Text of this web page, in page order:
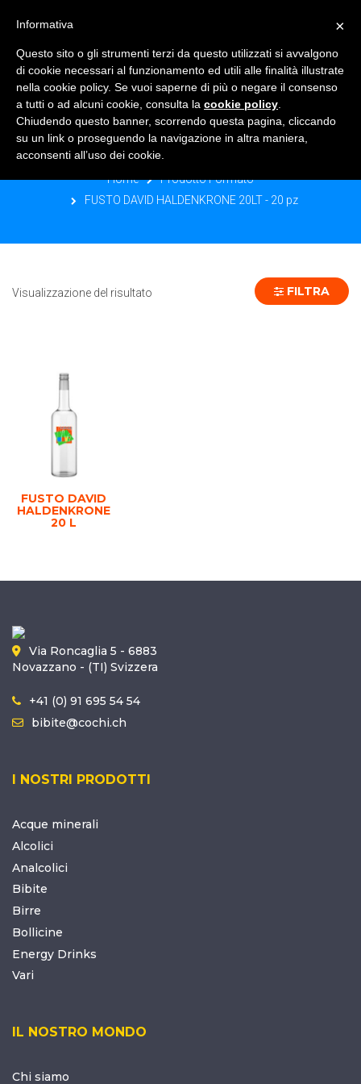
FUSTO DAVID HALDENKRONE 20LT -
20 PZ
Home
Prodotto Formato
FUSTO DAVID HALDENKRONE 20LT - 20 pz
Visualizzazione del risultato FILTRA
FUSTO DAVID
HALDENKRONE
20 L
Via Roncaglia 5 - 6883
Novazzano - (TI) Svizzera
+41 (0) 91 695 54 54
bibite@cochi.ch
I NOSTRI PRODOTTI
Acque minerali
Alcolici
Analcolici
Bibite
Birre
Bollicine
Energy Drinks
Vari
IL NOSTRO MONDO
Chi siamo
×
Informativa
Questo sito o gli strumenti terzi da questo utilizzati si avvalgono
di cookie necessari al funzionamento ed utili alle finalità illustrate
nella cookie policy. Se vuoi saperne di più o negare il consenso
a tutti o ad alcuni cookie, consulta la cookie policy
Chiudendo questo banner, scorrendo questa pagina, cliccando
su un link o proseguendo la navigazione in altra maniera,
acconsenti all’uso dei cookie.